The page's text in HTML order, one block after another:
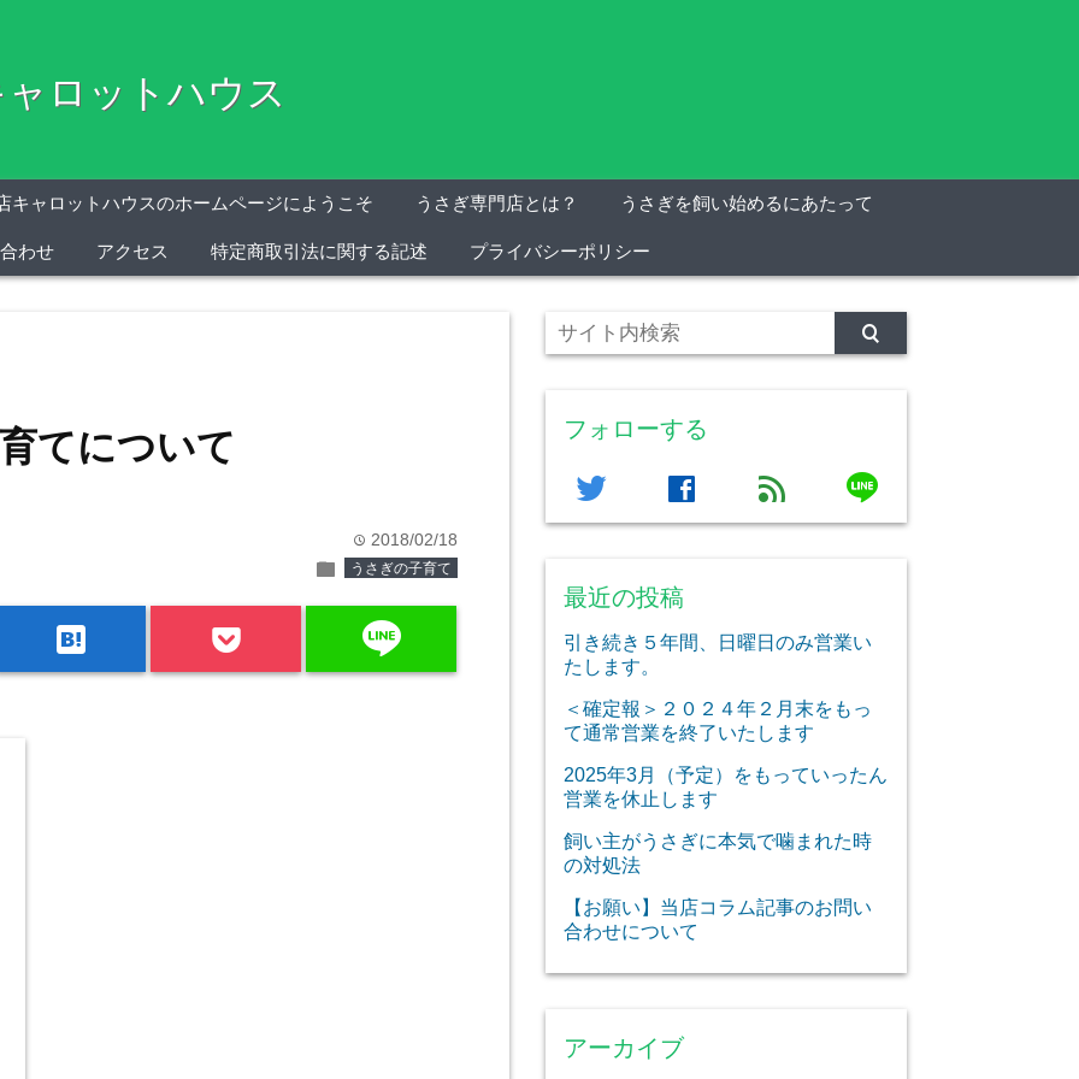
ロットハウス
ャロットハウスのホームページにようこそ うさぎ専門店とは？ うさぎを飼い始めるにあたって
わせ アクセス 特定商取引法に関する記述 プライバシーポリシー
てについて
time 2018/02/18
folder うさぎの子育て
hatenabookmark line
フォローする
twitter facebook feed line
最近の投稿
引き続き５年間、日曜日のみ営業い
たします。
＜確定報＞２０２４年２月末をもっ
て通常営業を終了いたします
2025年3月（予定）をもっていったん
営業を休止します
飼い主がうさぎに本気で噛まれた時
の対処法
【お願い】当店コラム記事のお問い
合わせについて
アーカイブ